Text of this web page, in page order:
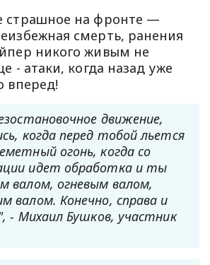
страшное на фронте —
смерть, ранения
никого живым не
- атаки, когда назад уже
вперед!
движение,
когда перед тобой льется
огонь, когда со
идет обработка и ты
валом, огневым валом,
валом. Конечно, справа и
- Михаил Бушков, участник